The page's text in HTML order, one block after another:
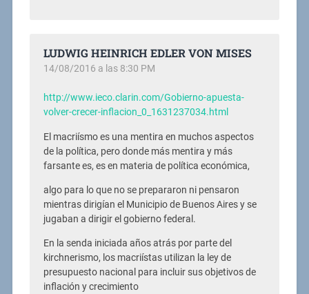
LUDWIG HEINRICH EDLER VON MISES
14/08/2016 a las 8:30 PM
http://www.ieco.clarin.com/Gobierno-apuesta-
volver-crecer-inflacion_0_1631237034.html
El macriísmo es una mentira en muchos aspectos
de la política, pero donde más mentira y más
farsante es, es en materia de política económica,
algo para lo que no se prepararon ni pensaron
mientras dirigían el Municipio de Buenos Aires y se
jugaban a dirigir el gobierno federal.
En la senda iniciada años atrás por parte del
kirchnerismo, los macriístas utilizan la ley de
presupuesto nacional para incluir sus objetivos de
inflación y crecimiento